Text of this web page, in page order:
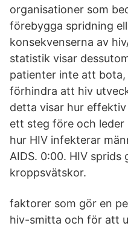
organisationer som
förebygga spridning
konsekvenserna av
statistik visar
patienter inte att
förhindra att hiv
detta visar hur
ett steg före och
hur HIV infekterar
AIDS. 0:00. HIV
kroppsvätskor.
faktorer som gör en
hiv-smitta och för att